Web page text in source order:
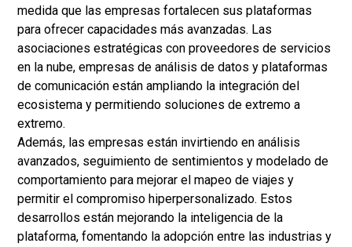
medida que las empresas fortalecen sus plataformas
para ofrecer capacidades más avanzadas. Las
asociaciones estratégicas con proveedores de servicios
en la nube, empresas de análisis de datos y plataformas
de comunicación están ampliando la integración del
ecosistema y permitiendo soluciones de extremo a
extremo.
Además, las empresas están invirtiendo en análisis
avanzados, seguimiento de sentimientos y modelado de
comportamiento para mejorar el mapeo de viajes y
permitir el compromiso hiperpersonalizado. Estos
desarrollos están mejorando la inteligencia de la
plataforma, fomentando la adopción entre las industrias y